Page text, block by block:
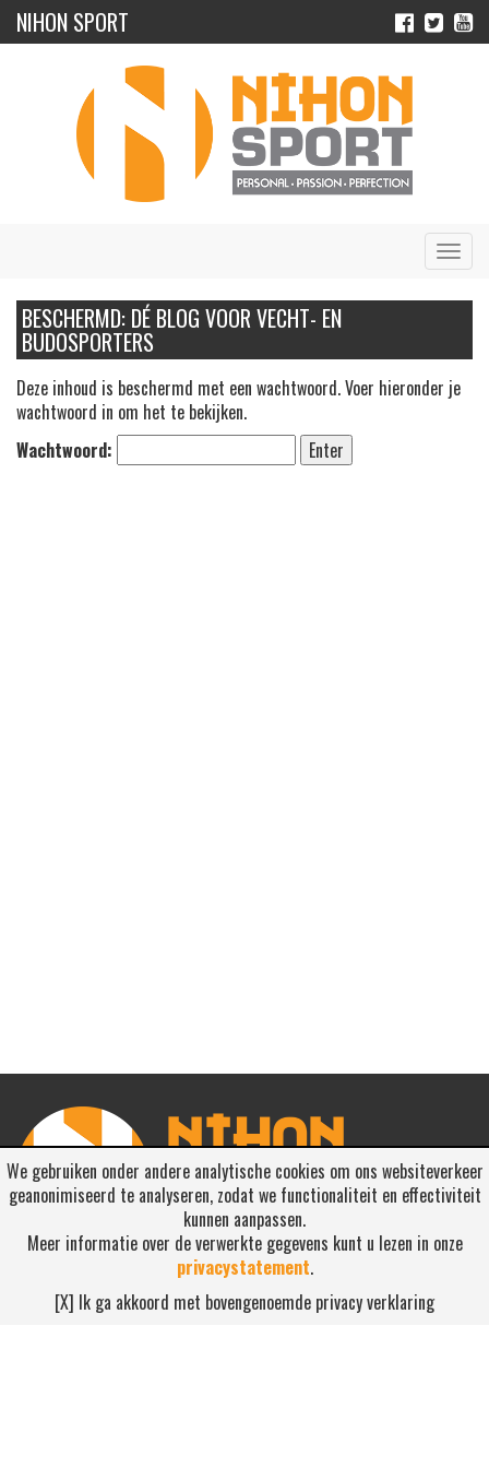
NIHON SPORT
BESCHERMD: DÉ BLOG VOOR VECHT- EN
BUDOSPORTERS
Deze inhoud is beschermd met een wachtwoord. Voer hieronder je
wachtwoord in om het te bekijken.
Wachtwoord:
We gebruiken onder andere analytische cookies om ons websiteverkeer
geanonimiseerd te analyseren, zodat we functionaliteit en effectiviteit
kunnen aanpassen.
Meer informatie over de verwerkte gegevens kunt u lezen in onze
privacystatement.
[X] Ik ga akkoord met bovengenoemde privacy verklaring